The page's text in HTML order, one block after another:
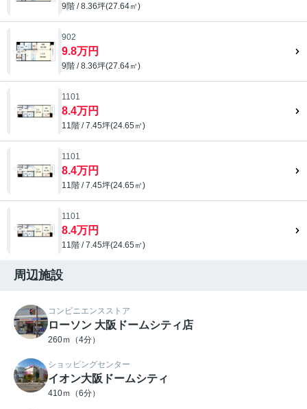
9階 / 8.36坪(27.64㎡)
902
9.8万円
9階 / 8.36坪(27.64㎡)
1101
8.4万円
11階 / 7.45坪(24.65㎡)
1101
8.4万円
11階 / 7.45坪(24.65㎡)
1101
8.4万円
11階 / 7.45坪(24.65㎡)
周辺施設
コンビニエンスストア
ローソン 大阪ドームシティ店
260ｍ（4分）
ショッピングセンター
イオン大阪ドームシティ
410ｍ（6分）